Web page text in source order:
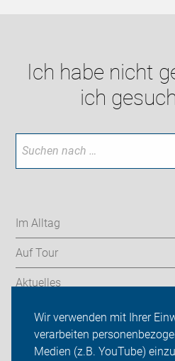
Wir verwenden mit Ihrer
verarbeiten
Medien (z.B. YouTube)
Ich habe nicht
ich
Im Alltag
Auf Tour
Aktuelles
Über uns
Mitgliedschaft